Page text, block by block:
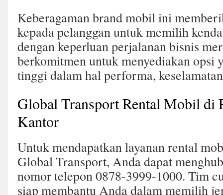
Keberagaman brand mobil ini
kepada pelanggan untuk memilih
dengan keperluan perjalanan bisnis
berkomitmen untuk menyediakan opsi
tinggi dalam hal performa,
Global Transport Rental Mobil di
Kantor
Untuk mendapatkan layanan rental
Global Transport, Anda dapat
nomor telepon 0878-3999-1000. Tim
siap membantu Anda dalam memilih